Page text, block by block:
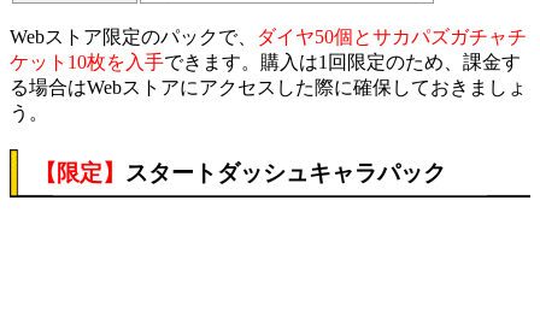
Webストア限定のパックで、
ダイヤ50個とサカパズガチャチ
ケット10枚を入手できます。購入は1回限定のため、課金す
る場合はWebストアにアクセスした際に確保しておきましょ
う。
【限定】 スタートダッシュキャラパック